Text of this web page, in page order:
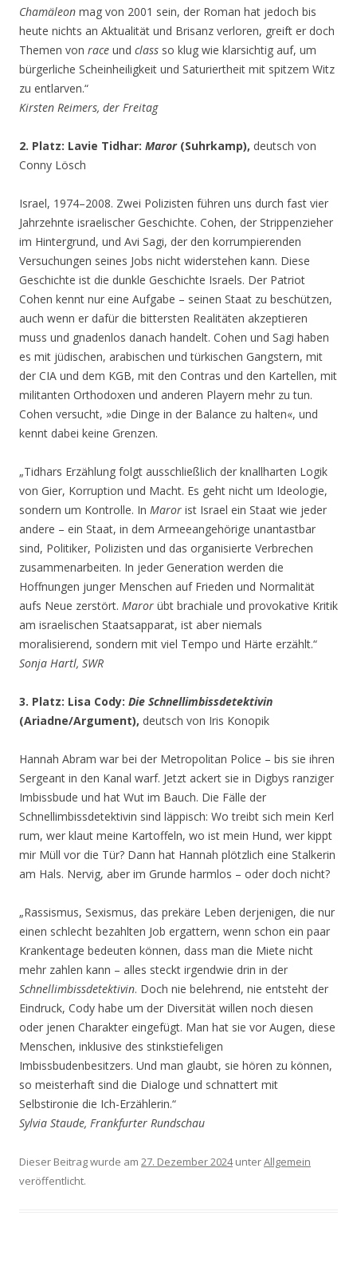
Chamäleon mag von 2001 sein, der Roman hat jedoch bis
heute nichts an Aktualität und Brisanz verloren, greift er doch
Themen von race und class so klug wie klarsichtig auf, um
bürgerliche Scheinheiligkeit und Saturiertheit mit spitzem Witz
zu entlarven.“
Kirsten Reimers, der Freitag
2. Platz: Lavie Tidhar: Maror(Suhrkamp), deutsch von
Conny Lösch
Israel, 1974–2008. Zwei Polizisten führen uns durch fast vier
Jahrzehnte israelischer Geschichte. Cohen, der Strippenzieher
im Hintergrund, und Avi Sagi, der den korrumpierenden
Versuchungen seines Jobs nicht widerstehen kann. Diese
Geschichte ist die dunkle Geschichte Israels. Der Patriot
Cohen kennt nur eine Aufgabe – seinen Staat zu beschützen,
auch wenn er dafür die bittersten Realitäten akzeptieren
muss und gnadenlos danach handelt. Cohen und Sagi haben
es mit jüdischen, arabischen und türkischen Gangstern, mit
der CIA und dem KGB, mit den Contras und den Kartellen, mit
militanten Orthodoxen und anderen Playern mehr zu tun.
Cohen versucht, »die Dinge in der Balance zu halten«, und
kennt dabei keine Grenzen.
„Tidhars Erzählung folgt ausschließlich der knallharten Logik
von Gier, Korruption und Macht. Es geht nicht um Ideologie,
sondern um Kontrolle. In Maror ist Israel ein Staat wie jeder
andere – ein Staat, in dem Armeeangehörige unantastbar
sind, Politiker, Polizisten und das organisierte Verbrechen
zusammenarbeiten. In jeder Generation werden die
Hoffnungen junger Menschen auf Frieden und Normalität
aufs Neue zerstört. Maror übt brachiale und provokative Kritik
am israelischen Staatsapparat, ist aber niemals
moralisierend, sondern mit viel Tempo und Härte erzählt.“
Sonja Hartl, SWR
3. Platz: Lisa Cody: Die Schnellimbissdetektivin
(Ariadne/Argument), deutsch von Iris Konopik
Hannah Abram war bei der Metropolitan Police – bis sie ihren
Sergeant in den Kanal warf. Jetzt ackert sie in Digbys ranziger
Imbissbude und hat Wut im Bauch. Die Fälle der
Schnellimbissdetektivin sind läppisch: Wo treibt sich mein Kerl
rum, wer klaut meine Kartoffeln, wo ist mein Hund, wer kippt
mir Müll vor die Tür? Dann hat Hannah plötzlich eine Stalkerin
am Hals. Nervig, aber im Grunde harmlos – oder doch nicht?
„Rassismus, Sexismus, das prekäre Leben derjenigen, die nur
einen schlecht bezahlten Job ergattern, wenn schon ein paar
Krankentage bedeuten können, dass man die Miete nicht
mehr zahlen kann – alles steckt irgendwie drin in der
Schnellimbissdetektivin. Doch nie belehrend, nie entsteht der
Eindruck, Cody habe um der Diversität willen noch diesen
oder jenen Charakter eingefügt. Man hat sie vor Augen, diese
Menschen, inklusive des stinkstiefeligen
Imbissbudenbesitzers. Und man glaubt, sie hören zu können,
so meisterhaft sind die Dialoge und schnattert mit
Selbstironie die Ich-Erzählerin.“
Sylvia Staude, Frankfurter Rundschau
Dieser Beitrag wurde am 27. Dezember 2024unterAllgemein
veröffentlicht.